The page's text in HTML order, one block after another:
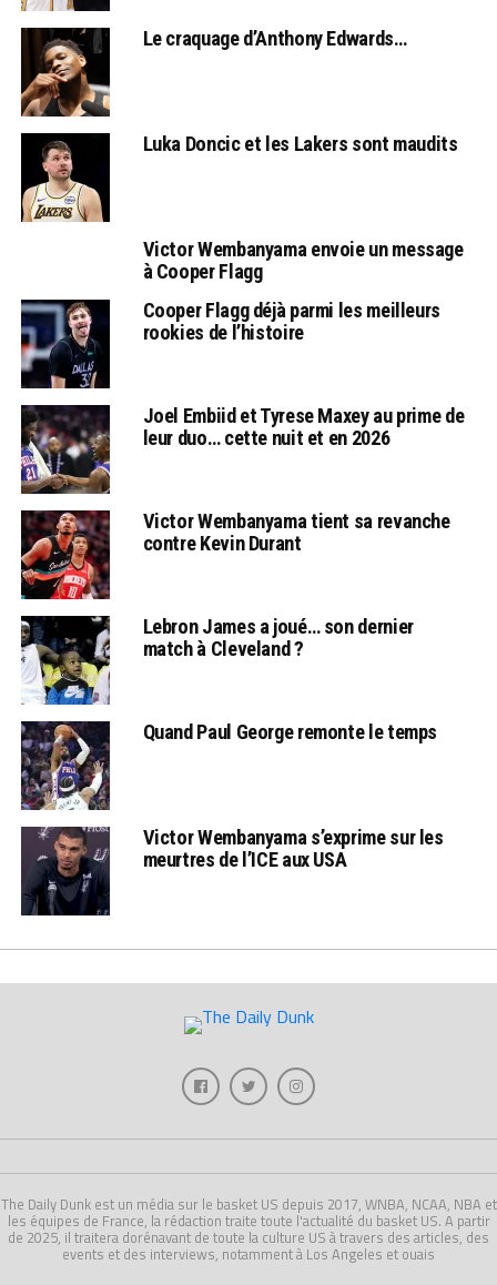
Le craquage d’Anthony Edwards…
Luka Doncic et les Lakers sont maudits
Victor Wembanyama envoie un message
à Cooper Flagg
Cooper Flagg déjà parmi les meilleurs
rookies de l’histoire
Joel Embiid et Tyrese Maxey au prime de
leur duo… cette nuit et en 2026
Victor Wembanyama tient sa revanche
contre Kevin Durant
Lebron James a joué… son dernier
match à Cleveland ?
Quand Paul George remonte le temps
Victor Wembanyama s’exprime sur les
meurtres de l’ICE aux USA
The Daily Dunk est un média sur le basket US depuis 2017, WNBA, NCAA, NBA et
les équipes de France, la rédaction traite toute l'actualité du basket US. A partir
de 2025, il traitera dorénavant de toute la culture US à travers des articles, des
events et des interviews, notamment à Los Angeles et ouais